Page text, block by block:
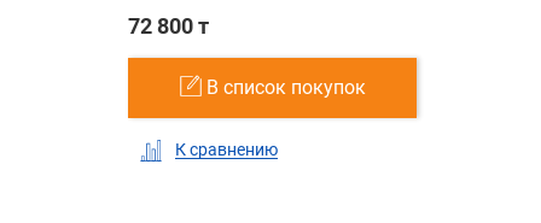
72 800 т
В список покупок
К сравнению